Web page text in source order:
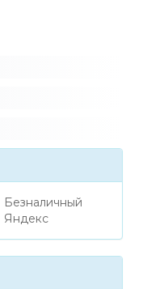
Безналичный
Яндекс